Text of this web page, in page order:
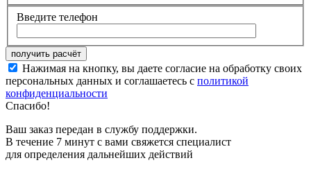
Введите телефон
Нажимая на кнопку, вы даете согласие на обработку своих
персональных данных и соглашаетесь с политикой
конфиденциальности
Спасибо!
Ваш заказ передан в службу поддержки.
В течение 7 минут с вами свяжется специалист
для определения дальнейших действий